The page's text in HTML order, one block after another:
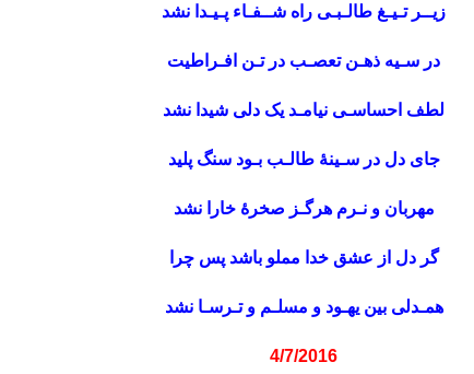
زیــر تـیـغ طالـبـی راه شــفـاء پـیـدا نشد
در سـیه ذهـن تعصـب در تـن افـراطیت
لطف احساسـی نیامـد یک دلی شیدا نشد
جای دل در سـینۀ طالـب بـود سنگ پلید
مهربان و نـرم هرگـز صخرۀ خارا نشد
گر دل از عشق خدا مملو باشد پس چرا
همـدلی بین یهـود و مسلـم و تـرسـا نشد
4/7/2016